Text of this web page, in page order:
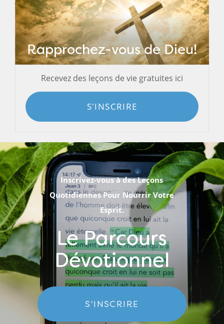
Rapprochez-vous de Dieu!
Recevez des leçons de vie gratuites ici
S'INSCRIRE
Inscrivez-vous à des Leçons
Quotidiennes Pour Nourrir Votre
Esprit.
Le Parcours
Dévotionnel
S'INSCRIRE